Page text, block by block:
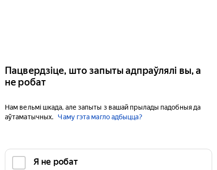
Пацвердзіце, што запыты адпраўлялі вы, а
не робат
Нам вельмі шкада, але запыты з вашай прылады падобныя да
аўтаматычных.
Чаму гэта магло адбыцца?
Я не робат